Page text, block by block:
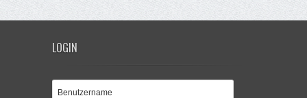
LOGIN